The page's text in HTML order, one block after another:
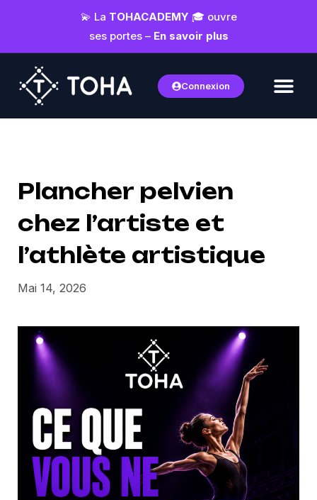
💫 La TOHACADEMY 🎓 ouvre
ses portes – En savoir plus
Connexion
Plancher pelvien
chez l’artiste et
l’athlète artistique
Mai 14, 2026